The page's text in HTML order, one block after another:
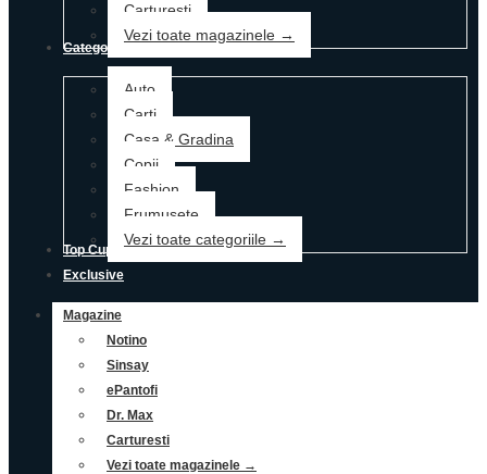
Carturesti
Vezi toate magazinele →
Categorii
Auto
Carti
Casa & Gradina
Copii
Fashion
Frumusete
Vezi toate categoriile →
Top Cupoane
Exclusive
Magazine
Notino
Sinsay
ePantofi
Dr. Max
Carturesti
Vezi toate magazinele →